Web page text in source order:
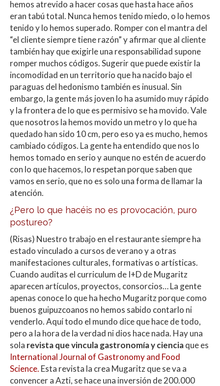
hemos atrevido a hacer cosas que hasta hace años
eran tabú total. Nunca hemos tenido miedo, o lo hemos
tenido y lo hemos superado. Romper con el mantra del
“el cliente siempre tiene razón” y afirmar que al cliente
también hay que exigirle una responsabilidad supone
romper muchos códigos. Sugerir que puede existir la
incomodidad en un territorio que ha nacido bajo el
paraguas del hedonismo también es inusual. Sin
embargo, la gente más joven lo ha asumido muy rápido
y la frontera de lo que es permisivo se ha movido. Vale
que nosotros la hemos movido un metro y lo que ha
quedado han sido 10 cm, pero eso ya es mucho, hemos
cambiado códigos. La gente ha entendido que nos lo
hemos tomado en serio y aunque no estén de acuerdo
con lo que hacemos, lo respetan porque saben que
vamos en serio, que no es solo una forma de llamar la
atención.
¿Pero lo que hacéis no es provocación, puro
postureo?
(Risas) Nuestro trabajo en el restaurante siempre ha
estado vinculado a cursos de verano y a otras
manifestaciones culturales, formativas o artísticas.
Cuando auditas el curriculum de I+D de Mugaritz
aparecen artículos, proyectos, consorcios… La gente
apenas conoce lo que ha hecho Mugaritz porque como
buenos guipuzcoanos no hemos sabido contarlo ni
venderlo. Aquí todo el mundo dice que hace de todo,
pero a la hora de la verdad ni dios hace nada. Hay una
sola revista que vincula gastronomía y cienciaque es
International Journal of Gastronomy and Food
Science. Esta revista la crea Mugaritz que se va a
convencer a Azti, se hace una inversión de 200.000